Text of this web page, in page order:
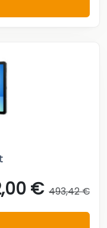
€ 493,42 €